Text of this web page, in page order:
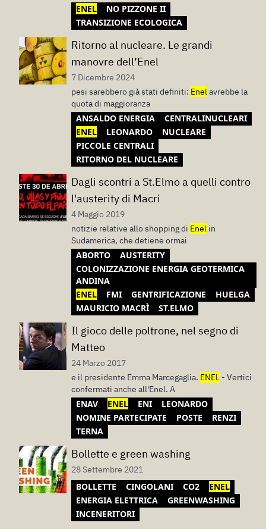
ENEL
NO PIZZONE II
TRANSIZIONE ECOLOGICA
Ritorno al nucleare. Le grandi
manovre dell’Enel
7 Dicembre 2024
pesi sarebbero già stati definiti: Enelavrebbe la
quota di maggioranza
ANSALDO ENERGIA
CENTRALINUCLEARI
ENEL
LEONARDO
NUCLEARE
PICCOLE CENTRALI
RITORNO DEL NUCLEARE
Dagli scontri a St.Elmo a quelli contro
l'austerity di Macri
4 Maggio 2019
notizie relative allo shopping di Enel in
Sudamerica, che detiene ormai
ABORTO
AUSTERITY
COLONIZZAZIONE ENERGIA GEOTERMICA
ANDINA
ENEL
FMI GENTRIFICAZIONE
HUELGA
MAURICIO MACRÌ
ST.ELMO
Il gioco delle poltrone, nel segno di
Matteo
24 Marzo 2017
e il presidente Emma Marcegaglia. ENEL - Vertici
confermati anche all'Enel. A
ENAV ENEL ENI
LEONARDO
NOMINE PARTECIPATE
POSTE
RENZI
TERNA
Bollette e green washing
28 Settembre 2021
BOLLETTE CINGOLANI CO2
ENEL
ENERGIA ELETTRICA
GREENWASHING
INCENERITORI